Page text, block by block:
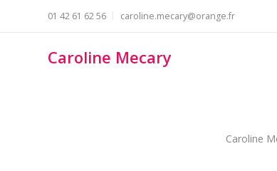
01 42 61 62 56 caroline.mecary@orange.fr
Caroline Mecary
Caroline